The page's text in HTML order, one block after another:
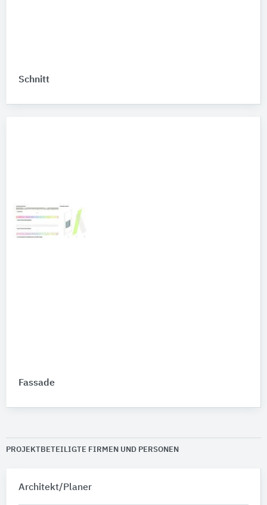
Schnitt
Fassade
PROJEKTBETEILIGTE FIRMEN UND PERSONEN
Architekt/Planer